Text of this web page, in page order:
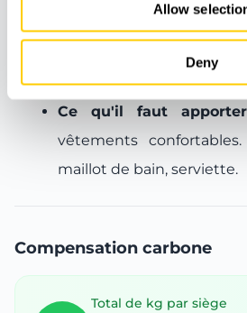
Allow
Deny
randonnée, ne
l'embouchure du Torrent
Ce qu'il faut
vêtements
maillot de bain, serviette.
Compensation carbone
Total de kg par siège